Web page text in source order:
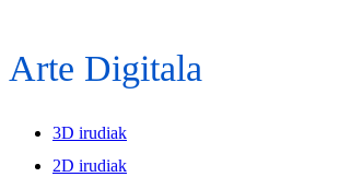
Arte Digitala
3D irudiak
2D irudiak